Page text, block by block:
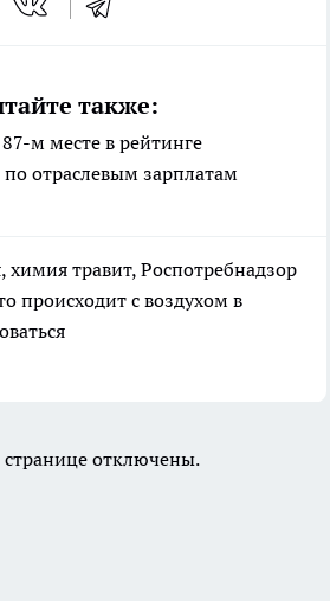
также:
м месте в рейтинге
по отраслевым зарплатам
химия травит, Роспотребнадзор
происходит с воздухом в
отключены.